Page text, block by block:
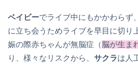
ベイビーでライブ中にもかかわらず、
に立ち会うためライブを早目に切り
娠の際赤ちゃんが無脳症（脳が生ま
り、様々なリスクから、 サクラは人